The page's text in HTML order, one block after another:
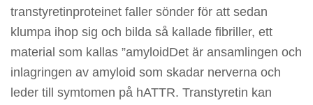
transtyretinproteinet faller sönder för att sedan
klumpa ihop sig och bilda så kallade fibriller, ett
material som kallas ”amyloidDet är ansamlingen och
inlagringen av amyloid som skadar nerverna och
leder till symtomen på hATTR. Transtyretin kan